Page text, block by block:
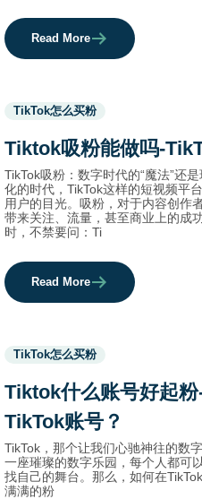
Read More
Used
names.
TikTok怎么买粉
Tiktok吸粉能做吗-
TikTok吸粉：数字时代的“魔法”还
化的时代，TikTok这样的短视频平
用户的目光。吸粉，对于内容创作
带来关注、流量，甚至商业上的成
时，不禁要问：Ti
Read More
Used
names.
TikTok怎么买粉
Tiktok什么账号好起
TikTok账号？
TikTok，那个让我们心驰神往的数
一座璀璨的数字乐园，每个人都可
找自己的舞台。那么，如何在
满满的粉